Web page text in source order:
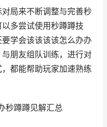
局来不断调整与完善秒
多尝试使用秒蹲蹲技
学会该该该该怎么办办
朋友组队训练，进行对
都能帮助玩家加速熟练
秒蹲蹲见解汇总